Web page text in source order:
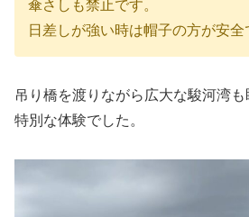
傘さしも禁止です。
日差しが強い時は帽子の方が安全
吊り橋を渡りながら広大な駿河湾
特別な体験でした。